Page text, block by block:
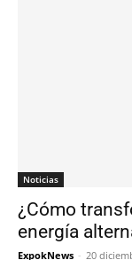
Noticias
¿Cómo
energía
ExpokNews - 20